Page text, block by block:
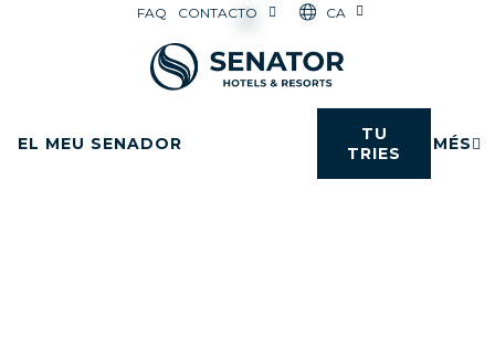
FAQ CONTACTO CA
EL MEU SENADOR
TU
TRIES
MÉS